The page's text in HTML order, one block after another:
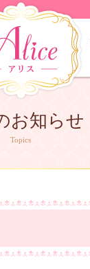
お知らせ
Topics